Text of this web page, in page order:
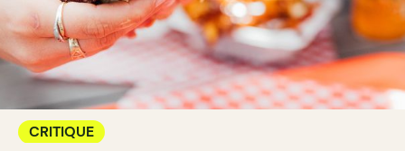
CRITIQUE